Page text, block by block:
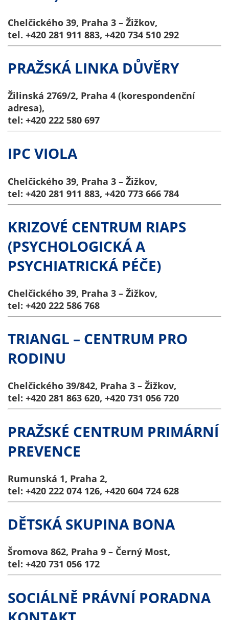
Chelčického 39, Praha 3 – Žižkov,
tel. +420 281 911 883, +420 734 510 292
PRAŽSKÁ LINKA DŮVĚRY
Žilinská 2769/2, Praha 4 (korespondenční
adresa),
tel: +420 222 580 697
IPC VIOLA
Chelčického 39, Praha 3 – Žižkov,
tel: +420 281 911 883, +420 773 666 784
KRIZOVÉ CENTRUM RIAPS
(PSYCHOLOGICKÁ A
PSYCHIATRICKÁ PÉČE)
Chelčického 39, Praha 3 – Žižkov,
tel: +420 222 586 768
TRIANGL – CENTRUM PRO
RODINU
Chelčického 39/842, Praha 3 – Žižkov,
tel: +420 281 863 620, +420 731 056 720
PRAŽSKÉ CENTRUM PRIMÁRNÍ
PREVENCE
Rumunská 1, Praha 2,
tel: +420 222 074 126, +420 604 724 628
DĚTSKÁ SKUPINA BONA
Šromova 862, Praha 9 – Černý Most,
tel: +420 731 056 172
SOCIÁLNĚ PRÁVNÍ PORADNA
stránkách, tak na
stránkách třetích
subjektů. Díky
tomu můžeme
vytvářet profily
zájmech, tak zvané
těchto informací
identifikace Vaší
osoby, protože jsou
používány pouze
pseudonymizované
údaje. Pokud
nevyjádříte
souhlas, nebudete
příjemcem obsahů
přizpůsobených